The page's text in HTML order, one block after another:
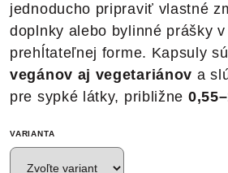
jednoducho pripraviť vlastné
doplnky alebo bylinné prášky
prehĺtateľnej forme. Kapsuly
vegánov aj vegetariánov a
pre sypké látky, približne
VARIANTA